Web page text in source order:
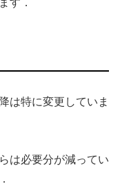
す．
は特に変更していま
は必要分が減ってい